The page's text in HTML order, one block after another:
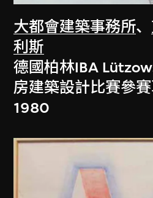
大都會建築事務所、
利斯
德國柏林IBA
房建築設計比賽參賽
1980